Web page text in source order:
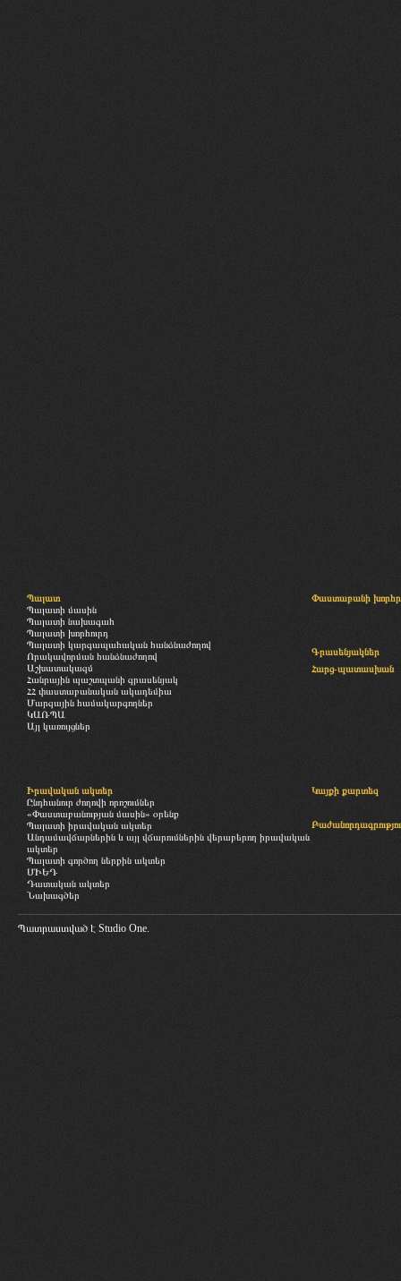
Պալատ
Պալատի մասին
Պալատի նախագահ
Պալատի խորհուրդ
Պալատի կարգապահական հանձնաժողով
Որակավորման հանձնաժողով
Աշխատակազմ
Հանրային պաշտպանի գրասենյակ
ՀՀ փաստաբանական ակադեմիա
Մարզային համակարգողներ
ԿԱՌՊԱ
Այլ կառույցներ
Փաստաբանի
Գրասենյակներ
Հարց-պատասխան
Իրավական ակտեր
Ընդհանուր ժողովի որոշումներ
«Փաստաբանության մասին» օրենք
Պալատի իրավական ակտեր
Անդամավճարներին և այլ վճարումներին վերաբերող իրավական
ակտեր
Պալատի գործող ներքին ակտեր
ՄԻԵԴ
Դատական ակտեր
Նախագծեր
Կայքի քարտեզ
Պատրաստված է Studio One.